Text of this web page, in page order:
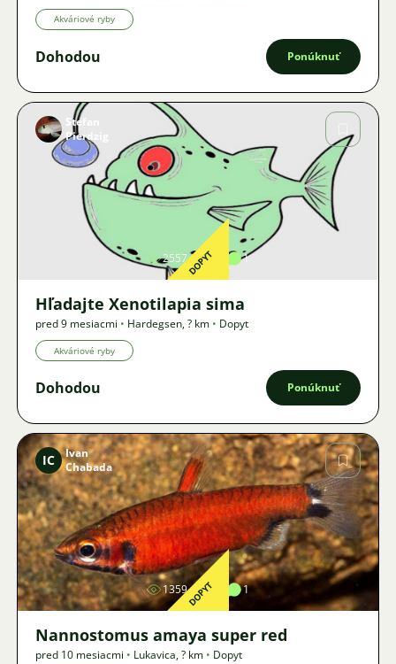
Akváriové ryby
Dohodou Ponúknuť
Obrázok
Stefan
Pierdzig
2557 1
DOPYT
Hľadajte Xenotilapia sima
pred 9 mesiacmi • Hardegsen,? km • Dopyt
Akváriové ryby
Dohodou Ponúknuť
Obrázok
IC
Ivan
Chabada
1359 1
DOPYT
Nannostomus amaya super red
pred 10 mesiacmi • Lukavica,? km • Dopyt